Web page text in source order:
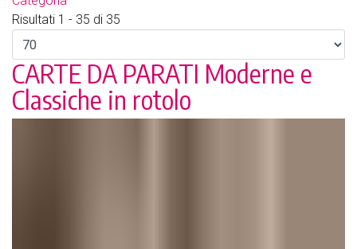
Risultati 1 - 35 di 35
CARTE DA PARATI Moderne e
Classiche in rotolo